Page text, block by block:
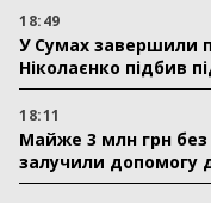
18:49
У Сумах завершили
Ніколаєнко підбив
18:11
Майже 3 млн грн
залучили допомогу